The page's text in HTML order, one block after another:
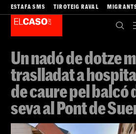
ESTAFA SMS TIROTEIG RAVAL
Un nadó de dotze
traslladat a
de caure pel balcó
seva al Pont de